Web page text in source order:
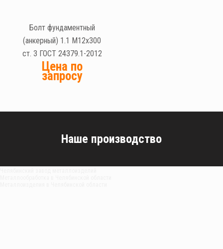
Болт фундаментный
(анкерный) 1.1 М12х300
ст. 3 ГОСТ 24379.1-2012
Цена по
запросу
Наше производство